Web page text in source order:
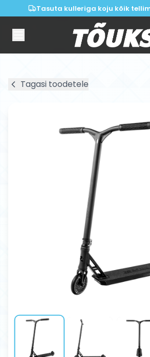
Tasuta kulleriga koju kõik
Tagasi toodetele